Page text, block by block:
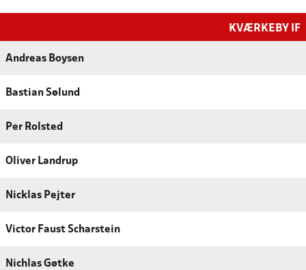
KVÆRKEBY IF
Andreas Boysen
Bastian Sølund
Per Rolsted
Oliver Landrup
Nicklas Pejter
Victor Faust Scharstein
Nichlas Gøtke